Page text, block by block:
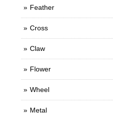
Feather
Cross
Claw
Flower
Wheel
Metal